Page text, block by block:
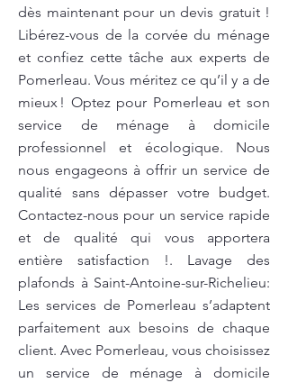
dès maintenant pour un devis gratuit !
Libérez-vous de la corvée du ménage
et confiez cette tâche aux experts de
Pomerleau. Vous méritez ce qu’il y a de
mieux ! Optez pour Pomerleau et son
service de ménage à domicile
professionnel et écologique. Nous
nous engageons à offrir un service de
qualité sans dépasser votre budget.
Contactez-nous pour un service rapide
et de qualité qui vous apportera
entière satisfaction !. Lavage des
plafonds à Saint-Antoine-sur-Richelieu:
Les services de Pomerleau s’adaptent
parfaitement aux besoins de chaque
client. Avec Pomerleau, vous choisissez
un service de ménage à domicile